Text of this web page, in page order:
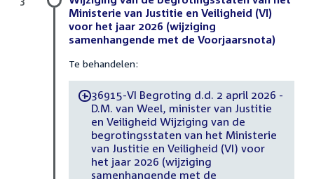
Ministerie van Justitie en Veiligheid (VI)
voor het jaar 2026 (wijziging
samenhangende met de Voorjaarsnota)
Te behandelen:
-36915-VI Begroting d.d. 2 april 2026 -
D.M. van Weel, minister van Justitie
en Veiligheid Wijziging van de
begrotingsstaten van het Ministerie
van Justitie en Veiligheid (VI) voor
het jaar 2026 (wijziging
samenhangende met de